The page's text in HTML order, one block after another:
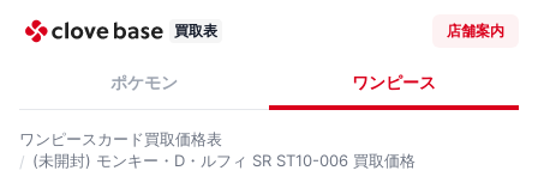
買取表 店舗案内
ポケモン ワンピース
ワンピースカード買取価格表
(未開封) モンキー・D・ルフィ SR ST10-006 買取価格